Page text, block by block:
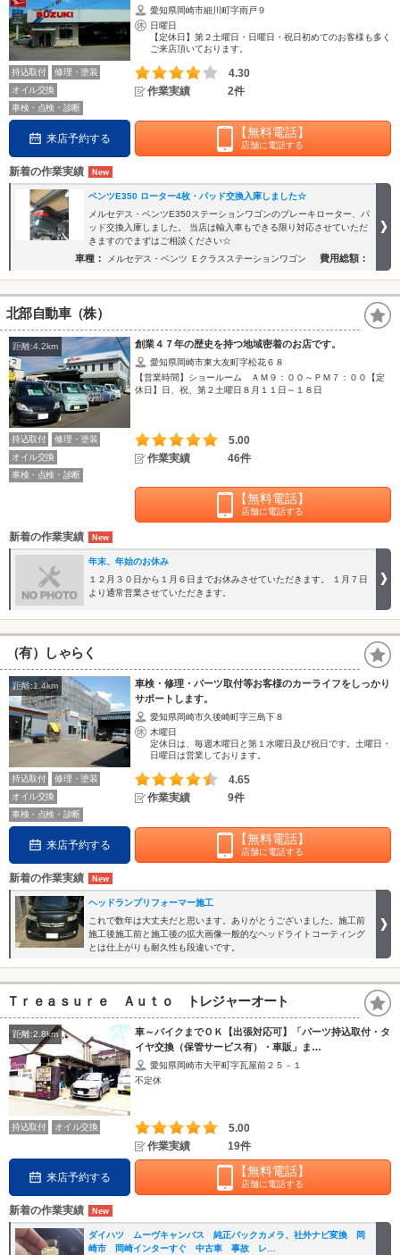
愛知県岡崎市細川町字雨戸９
日曜日
【定休日】第２土曜日・日曜日・祝日初めてのお客様も多く
ご来店頂いております。
持込取付
修理・塗装
オイル交換
車検・点検・診断
4.30
作業実績
2件
来店予約する 【無料電話】
店舗に電話する
新着の作業実績
ベンツE350 ローター4枚・パッド交換入庫しました☆
メルセデス・ベンツE350ステーションワゴンのブレーキローター、パ
ッド交換入庫しました。 当店は輸入車もできる限り対応させていただ
きますのでまずはご相談ください☆
車種： メルセデス・ベンツ Ｅクラスステーションワゴン 費用総額：
北部自動車（株）
距離:4.2km 創業４７年の歴史を持つ地域密着のお店です。
愛知県岡崎市東大友町字松花６８
【営業時間】ショールーム ＡＭ９：００～ＰＭ７：００【定
休日】日、祝、第２土曜日８月１１日～１８日
持込取付
修理・塗装
オイル交換
車検・点検・診断
5.00
作業実績
46件
【無料電話】
店舗に電話する
新着の作業実績
年末、年始のお休み
１２月３０日から１月６日までお休みさせていただきます。 １月７日
より通常営業させていただきます。
（有）しゃらく
距離:1.4km
車検・修理・パーツ取付等お客様のカーライフをしっかり
サポートします。
愛知県岡崎市久後崎町字三島下８
木曜日
定休日は、毎週木曜日と第１水曜日及び祝日です。土曜日・
日曜日は営業しております。
持込取付
修理・塗装
オイル交換
車検・点検・診断
4.65
作業実績
9件
来店予約する 【無料電話】
店舗に電話する
新着の作業実績
ヘッドランプリフォーマー施工
これで数年は大丈夫だと思います。ありがとうございました。施工前
施工後施工前と施工後の拡大画像一般的なヘッドライトコーティング
とは仕上がりも耐久性も段違いです。
Ｔｒｅａｓｕｒｅ Ａｕｔｏ トレジャーオート
距離:2.8km
車～バイクまでＯＫ【出張対応可】「パーツ持込取付・タ
イヤ交換（保管サービス有）・車販」ま…
愛知県岡崎市大平町字瓦屋前２５－１
不定休
持込取付 オイル交換
5.00
作業実績
19件
来店予約する 【無料電話】
店舗に電話する
新着の作業実績
ダイハツ ムーヴキャンバス 純正バックカメラ、社外ナビ変換 岡
崎市 岡崎インターすぐ 中古車 事故 レ…